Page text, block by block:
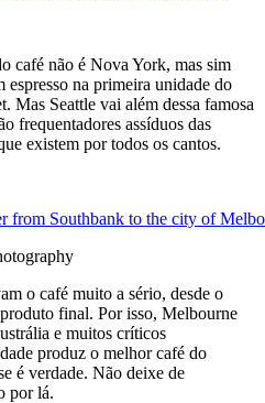
café não é Nova York, mas sim
espresso na primeira unidade do
Mas Seattle vai além dessa famosa
frequentadores assíduos das
existem por todos os cantos.
o café muito a sério, desde o
final. Por isso, Melbourne
e muitos críticos
produz o melhor café do
é verdade. Não deixe de
por lá.